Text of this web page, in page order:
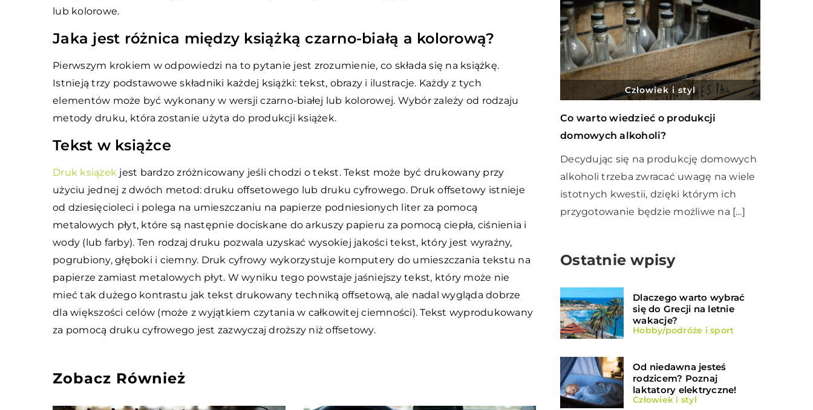
lub kolorowe.
Jaka jest różnica między książką czarno-białą a kolorową?
Pierwszym krokiem w odpowiedzi na to pytanie jest zrozumienie, co składa się na książkę.
Istnieją trzy podstawowe składniki każdej książki: tekst, obrazy i ilustracje. Każdy z tych
elementów może być wykonany w wersji czarno-białej lub kolorowej. Wybór zależy od rodzaju
metody druku, która zostanie użyta do produkcji książek.
Tekst w książce
Druk książek jest bardzo zróżnicowany jeśli chodzi o tekst. Tekst może być drukowany przy
użyciu jednej z dwóch metod: druku offsetowego lub druku cyfrowego. Druk offsetowy istnieje
od dziesięcioleci i polega na umieszczaniu na papierze podniesionych liter za pomocą
metalowych płyt, które są następnie dociskane do arkuszy papieru za pomocą ciepła, ciśnienia i
wody (lub farby). Ten rodzaj druku pozwala uzyskać wysokiej jakości tekst, który jest wyraźny,
pogrubiony, głęboki i ciemny. Druk cyfrowy wykorzystuje komputery do umieszczania tekstu na
papierze zamiast metalowych płyt. W wyniku tego powstaje jaśniejszy tekst, który może nie
mieć tak dużego kontrastu jak tekst drukowany techniką offsetową, ale nadal wygląda dobrze
dla większości celów (może z wyjątkiem czytania w całkowitej ciemności). Tekst wyprodukowany
za pomocą druku cyfrowego jest zazwyczaj droższy niż offsetowy.
Zobacz Również
Człowiek i styl
Co warto wiedzieć o produkcji
domowych alkoholi?
Decydując się na produkcję domowych
alkoholi trzeba zwracać uwagę na wiele
istotnych kwestii, dzięki którym ich
przygotowanie będzie możliwe na […]
Ostatnie wpisy
Dlaczego warto wybrać
się do Grecji na letnie
wakacje?
Hobby/podróże i sport
Od niedawna jesteś
rodzicem? Poznaj
laktatory elektryczne!
Człowiek i styl